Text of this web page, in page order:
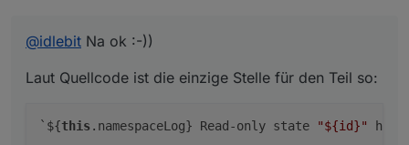
@idlebit Na ok :-))
Laut Quellcode ist die einzige Stelle für den Teil so:
`${this .namespaceLog} Read-only state "${id}" has